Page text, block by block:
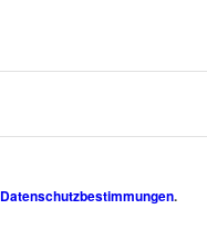
Datenschutzbestimmungen.